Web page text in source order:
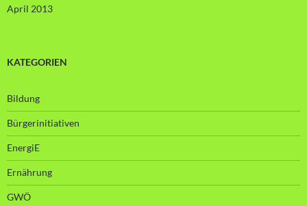
April 2013
KATEGORIEN
Bildung
Bürgerinitiativen
EnergiE
Ernährung
GWÖ